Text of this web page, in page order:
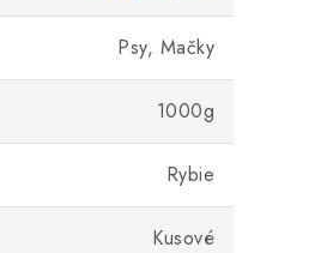
Psy, Mačky
1000g
Rybie
Kusové